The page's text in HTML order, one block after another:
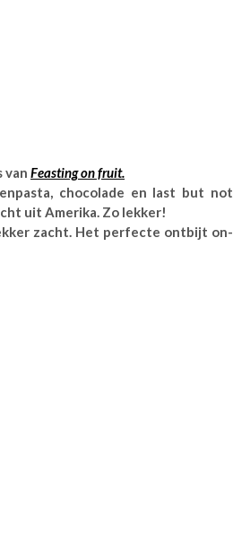
van Feasting on fruit.
chocolade en last but not
uit Amerika. Zo lekker!
zacht. Het perfecte ontbijt on-